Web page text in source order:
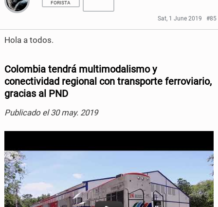
k
r
e
F
a
c
e
b
o
o
k
r
e
T
w
i
t
t
e
FORISTA
Sat, 1 June 2019 #85
Hola a todos.
Colombia tendrá multimodalismo y
conectividad regional con transporte ferroviario,
gracias al PND
Publicado el 30 may. 2019